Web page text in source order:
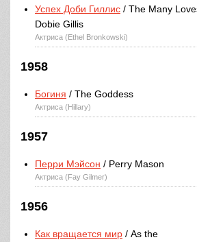
Успех Доби Гиллис / The Many
Dobie Gillis
Актриса (Ethel Bronkowski)
1958
Богиня / The Goddess
Актриса (Hillary)
1957
Перри Мэйсон / Perry Mason
Актриса (Fay Gilmer)
1956
Как вращается мир / As the